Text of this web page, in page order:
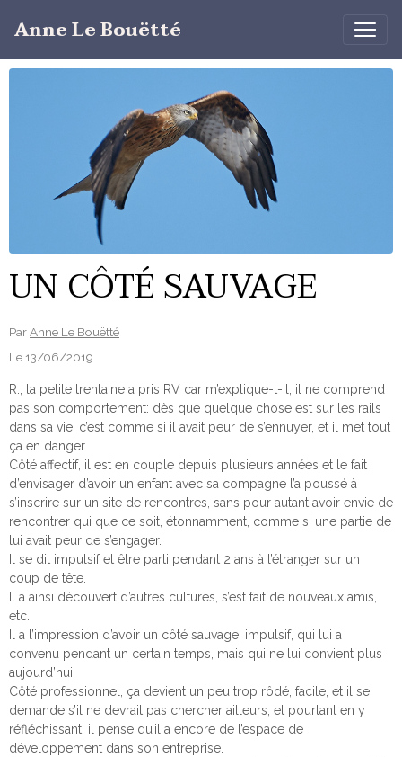
Anne Le Bouëtté
UN CÔTÉ SAUVAGE
ParAnne Le Bouëtté
Le 13/06/2019
R., la petite trentaine a pris RV car m’explique-t-il, il ne comprend
pas son comportement: dès que quelque chose est sur les rails
dans sa vie, c’est comme si il avait peur de s’ennuyer, et il met tout
ça en danger.
Côté affectif, il est en couple depuis plusieurs années et le fait
d’envisager d’avoir un enfant avec sa compagne l’a poussé à
s’inscrire sur un site de rencontres, sans pour autant avoir envie de
rencontrer qui que ce soit, étonnamment, comme si une partie de
lui avait peur de s’engager.
Il se dit impulsif et être parti pendant 2 ans à l’étranger sur un
coup de tête.
Il a ainsi découvert d’autres cultures, s’est fait de nouveaux amis,
etc.
Il a l’impression d’avoir un côté sauvage, impulsif, qui lui a
convenu pendant un certain temps, mais qui ne lui convient plus
aujourd’hui.
Côté professionnel, ça devient un peu trop rôdé, facile, et il se
demande s’il ne devrait pas chercher ailleurs, et pourtant en y
réfléchissant, il pense qu’il a encore de l’espace de
développement dans son entreprise.